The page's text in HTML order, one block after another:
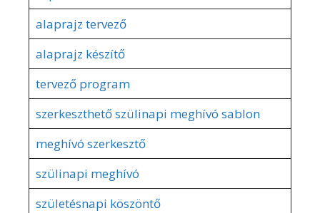
alaprajz tervező
alaprajz készítő
tervező program
szerkeszthető szülinapi meghívó sablon
meghívó szerkesztő
szülinapi meghívó
születésnapi köszöntő